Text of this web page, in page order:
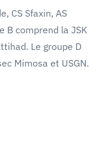
CS Sfaxin, AS
B comprend la JSK
Le groupe D
Mimosa et USGN.